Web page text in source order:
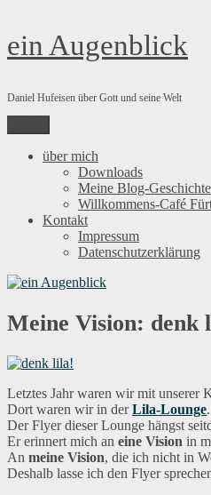
Zum
Inhalt
ein Augenblick
Daniel Hufeisen über Gott und seine Welt
über mich
Downloads
Meine Blog-Geschichte
Willkommens-Café
Kontakt
Impressum
Datenschutzerklärung
Meine Vision: denk
Letztes Jahr waren wir mit unserer
Dort waren wir in derLila-Lounge.
Der Flyer dieser Lounge hängst
Er erinnert mich an eine Vision in
An meine Vision, die ich nicht in
Deshalb lasse ich den Flyer